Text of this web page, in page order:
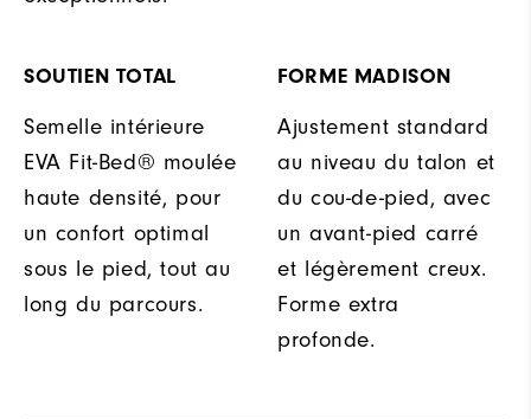
SOUTIEN TOTAL
Semelle intérieure
EVA Fit-Bed® moulée
haute densité, pour
un confort optimal
sous le pied, tout au
long du parcours.
FORME MADISON
Ajustement standard
au niveau du talon et
du cou-de-pied, avec
un avant-pied carré
et légèrement creux.
Forme extra
profonde.